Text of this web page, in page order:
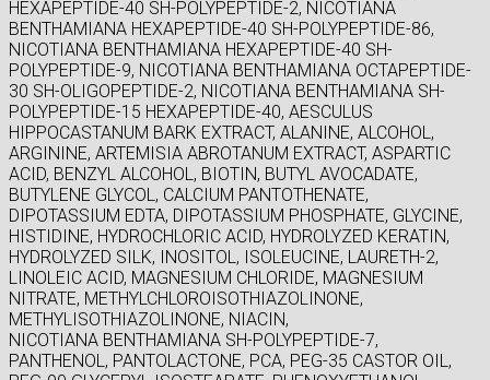
HEXAPEPTIDE-40 SH-POLYPEPTIDE-2, NICOTIANA
BENTHAMIANA HEXAPEPTIDE-40 SH-POLYPEPTIDE-86,
NICOTIANA BENTHAMIANA HEXAPEPTIDE-40 SH-
POLYPEPTIDE-9, NICOTIANA BENTHAMIANA OCTAPEPTIDE-
30 SH-OLIGOPEPTIDE-2, NICOTIANA BENTHAMIANA SH-
POLYPEPTIDE-15 HEXAPEPTIDE-40, AESCULUS
HIPPOCASTANUM BARK EXTRACT, ALANINE, ALCOHOL,
ARGININE, ARTEMISIA ABROTANUM EXTRACT, ASPARTIC
ACID, BENZYL ALCOHOL, BIOTIN, BUTYL AVOCADATE,
BUTYLENE GLYCOL, CALCIUM PANTOTHENATE,
DIPOTASSIUM EDTA, DIPOTASSIUM PHOSPHATE, GLYCINE,
HISTIDINE, HYDROCHLORIC ACID, HYDROLYZED KERATIN,
HYDROLYZED SILK, INOSITOL, ISOLEUCINE, LAURETH-2,
LINOLEIC ACID, MAGNESIUM CHLORIDE, MAGNESIUM
NITRATE, METHYLCHLOROISOTHIAZOLINONE,
METHYLISOTHIAZOLINONE, NIACIN,
NICOTIANA BENTHAMIANA SH-POLYPEPTIDE-7,
PANTHENOL, PANTOLACTONE, PCA, PEG-35 CASTOR OIL,